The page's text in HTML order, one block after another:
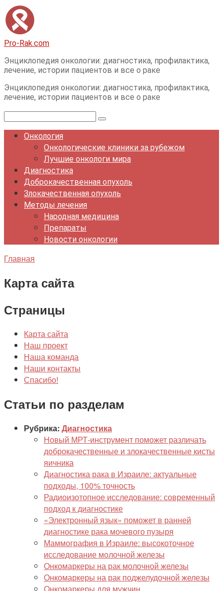
Перейти
к
контенту
Pro-Rak.com
Энциклопедия онкологии: диагностика, профилактика,
лечение, истории пациентов и все о раке
Энциклопедия онкологии: диагностика, профилактика,
лечение, истории пациентов и все о раке
Поиск:
Онкология
Онкологические клиники за рубежом
Лучшие онкологи мира
Диагностика
Доброкачественная опухоль
Злокачественная опухоль
Методы лечения
Народная медицина
Препараты
Новости онкологии
Главная
Карта сайта
Страницы
Карта сайта
Наш проект
Наша команда
Наши контакты
Спасибо!
Статьи по разделам
Рубрика: Диагностика
Новый МРТ-инструмент поможет различать
доброкачественные и злокачественные кисты
яичника
Диагностика рака в Израиле: актуальные
подходы, 100% точность
Радиоизотопное исследование: современный
подход к диагностике
«Электронный язык» поможет в ранней
диагностике рака мочевого пузыря
Маммография в Израиле: высокоточное
исследование молочной железы
Онкомаркеры на рак молочной железы
Онкомаркеры на рак поджелудочной железы
Онкомаркеры для мужчин